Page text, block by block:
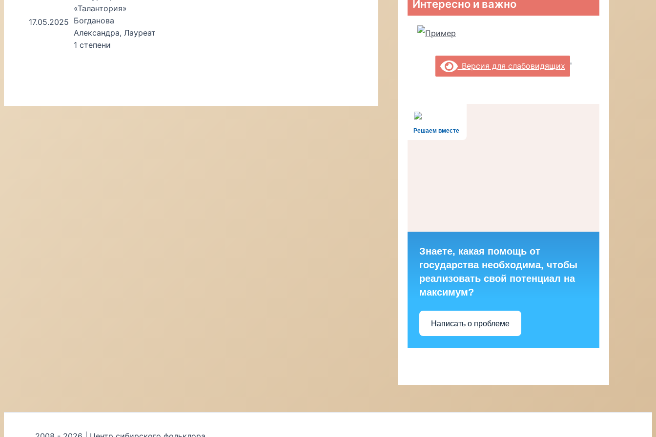
17.05.2025
«Талантория»
Богданова
Александра, Лауреат
1 степени
Интересно и важно
Версия для слабовидящих '
Решаем вместе
Знаете, какая помощь от
государства необходима, чтобы
реализовать свой потенциал на
максимум?
Написать о проблеме